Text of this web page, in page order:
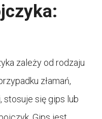
zależy od rodzaju
złamań,
stosuje się gips lub